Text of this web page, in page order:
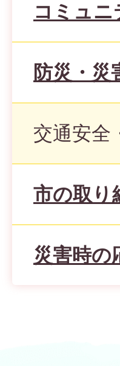
コミュ
防災・災
交通安全
市の取り
災害時の